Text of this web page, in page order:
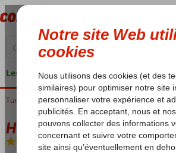
Les garanties de vacances
Tunisie Golf de Hammamet Skanes Helya Beach
Helya Beach
All Inclusive-Hôtel